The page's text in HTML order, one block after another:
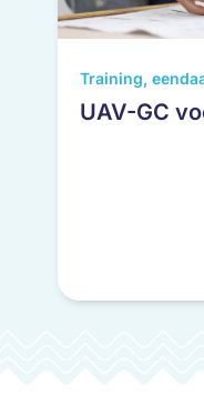
Training,
UAV-GC